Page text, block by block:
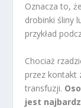
Oznacza to,
drobinki śliny
przykład
Chociaż
przez kontakt
transfuzji.
jest